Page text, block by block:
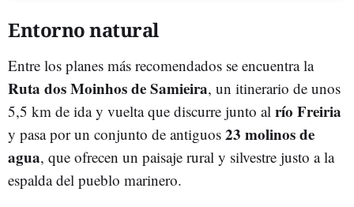
Entorno natural
Entre los planes más recomendados se encuentra la
Ruta dos Moinhos de Samieira, un itinerario de unos
5,5 km de ida y vuelta que discurre junto al río Freiria
y pasa por un conjunto de antiguos 23 molinos de
agua, que ofrecen un paisaje rural y silvestre justo a la
espalda del pueblo marinero.